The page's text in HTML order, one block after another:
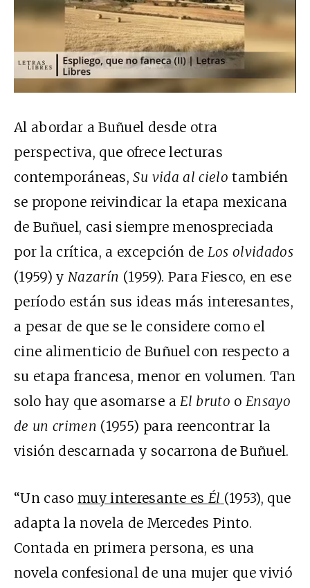
Al abordar a Buñuel desde otra
perspectiva, que ofrece lecturas
contemporáneas,Su vida al cielo también
se propone reivindicar la etapa mexicana
de Buñuel, casi siempre menospreciada
por la crítica, a excepción de Los olvidados
(1959) y Nazarín (1959). Para Fiesco, en ese
período están sus ideas más interesantes,
a pesar de que se le considere como el
cine alimenticio de Buñuel con respecto a
su etapa francesa, menor en volumen. Tan
solo hay que asomarse a El bruto o Ensayo
de un crimen (1955) para reencontrar la
visión descarnada y socarrona de Buñuel.
“Un caso muy interesante es Él (1953), que
adapta la novela de Mercedes Pinto.
Contada en primera persona, es una
novela confesional de una mujer que vivió